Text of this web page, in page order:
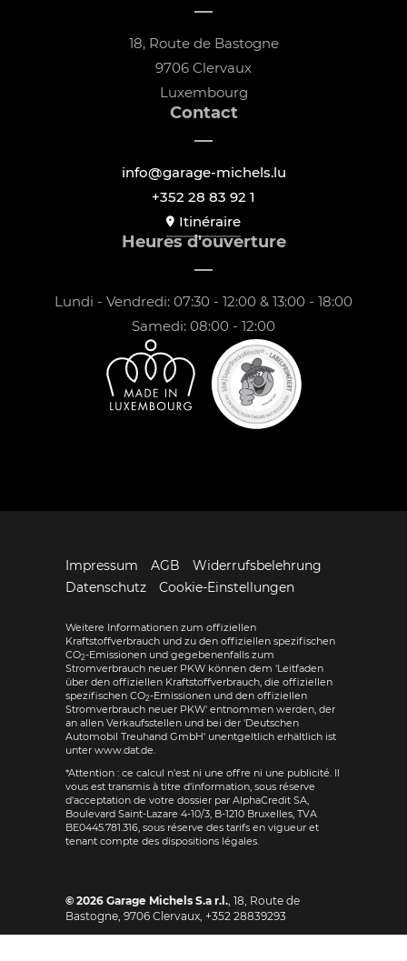
18, Route de Bastogne
9706 Clervaux
Luxembourg
Contact
info@garage-michels.lu
+352 28 83 92 1
Itinéraire
Heures d'ouverture
Lundi - Vendredi: 07:30 - 12:00 & 13:00 - 18:00
Samedi: 08:00 - 12:00
Impressum AGB
Widerrufsbelehrung
Datenschutz
Cookie-Einstellungen
Weitere Informationen zum offiziellen
Kraftstoffverbrauch und zu den offiziellen spezifischen
CO2-Emissionen und gegebenenfalls zum
Stromverbrauch neuer PKW können dem 'Leitfaden
über den offiziellen Kraftstoffverbrauch, die offiziellen
spezifischen CO2-Emissionen und den offiziellen
Stromverbrauch neuer PKW' entnommen werden, der
an allen Verkaufsstellen und bei der 'Deutschen
Automobil Treuhand GmbH' unentgeltlich erhältlich ist
unter www.dat.de.
*Attention : ce calcul n'est ni une offre ni une publicité. Il
vous est transmis à titre d'information, sous réserve
d'acceptation de votre dossier par AlphaCredit SA,
Boulevard Saint-Lazare 4-10/3, B-1210 Bruxelles, TVA
BE0445.781.316, sous réserve des tarifs en vigueur et
tenant compte des dispositions légales.
© 2026 Garage Michels S.a r.l. 18, Route de
Bastogne 9706 Clervaux, +352 28839293